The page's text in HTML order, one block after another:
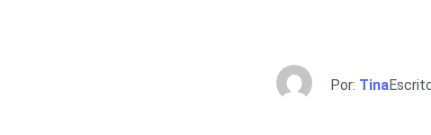
Por: Tina